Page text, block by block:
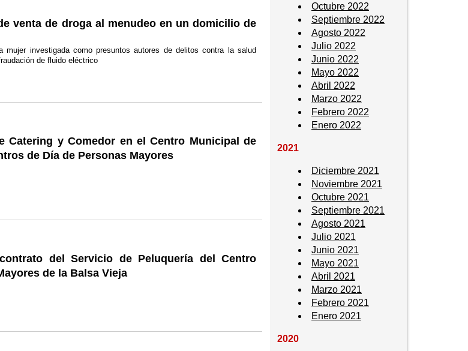
venta de droga al menudeo en un domicilio de
mujer investigada como presuntos autores de delitos contra la salud
de fluido eléctrico
Catering y Comedor en el Centro Municipal de
de Día de Personas Mayores
del Servicio de Peluquería del Centro
de la Balsa Vieja
Octubre 2022
Septiembre 2022
Agosto 2022
Julio 2022
Junio 2022
Mayo 2022
Abril 2022
Marzo 2022
Febrero 2022
Enero 2022
2021
Diciembre 2021
Noviembre 2021
Octubre 2021
Septiembre 2021
Agosto 2021
Julio 2021
Junio 2021
Mayo 2021
Abril 2021
Marzo 2021
Febrero 2021
Enero 2021
2020